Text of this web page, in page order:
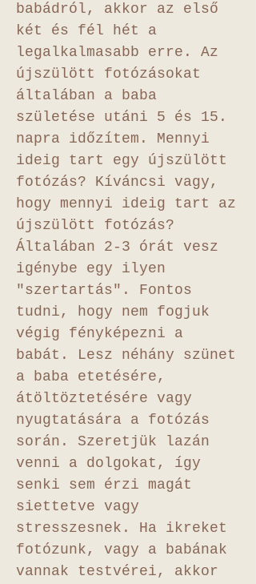
babádról, akkor az első
két és fél hét a
legalkalmasabb erre. Az
újszülött fotózásokat
általában a baba
születése utáni 5 és 15.
napra időzítem. Mennyi
ideig tart egy újszülött
fotózás? Kíváncsi vagy,
hogy mennyi ideig tart az
újszülött fotózás?
Általában 2-3 órát vesz
igénybe egy ilyen
"szertartás". Fontos
tudni, hogy nem fogjuk
végig fényképezni a
babát. Lesz néhány szünet
a baba etetésére,
átöltöztetésére vagy
nyugtatására a fotózás
során. Szeretjük lazán
venni a dolgokat, így
senki sem érzi magát
siettetve vagy
stresszesnek. Ha ikreket
fotózunk, vagy a babának
vannak testvérei, akkor